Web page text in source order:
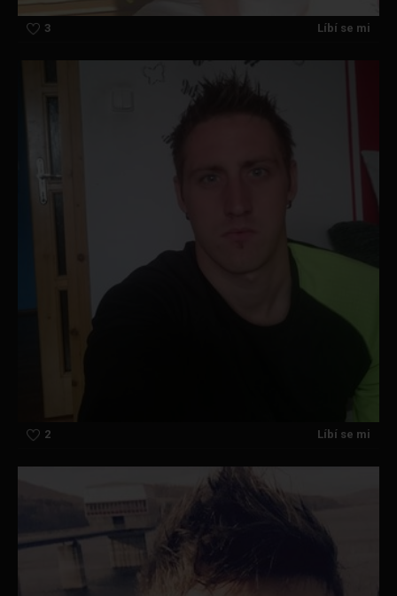
3 Líbí se mi
2 Líbí se mi